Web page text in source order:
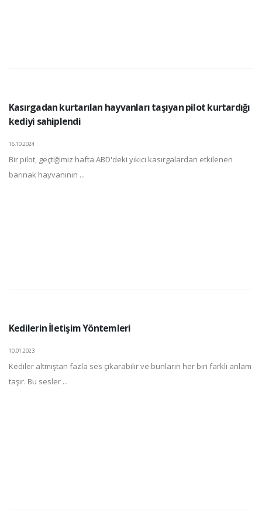
Kasırgadan kurtarılan hayvanları taşıyan pilot kurtardığı
kediyi sahiplendi
16.10.2024
Bir pilot, geçtiğimiz hafta ABD'deki yıkıcı kasırgalardan etkilenen
barınak hayvanının ...
Kedilerin İletişim Yöntemleri
10.01.2023
Kediler altmıştan fazla ses çıkarabilir ve bunların her biri farklı anlam
taşır. Bu sesler ...